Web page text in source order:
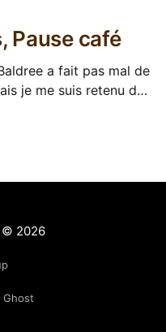
Pause café
a fait pas mal de
je me suis retenu de
taper sinon. Et ça
© 2026
Ghost